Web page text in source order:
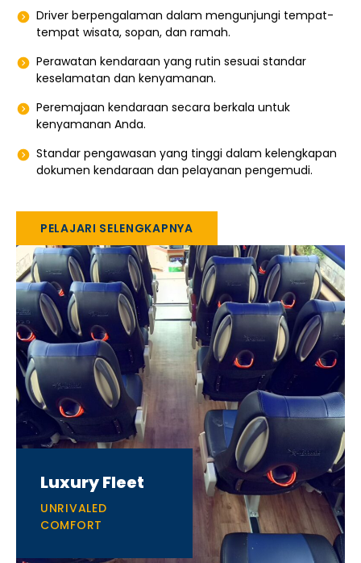
Luxury Fleet
UNRIVALED
COMFORT
Driver berpengalaman dalam mengunjungi tempat-
tempat wisata, sopan, dan ramah.
Perawatan kendaraan yang rutin sesuai standar
keselamatan dan kenyamanan.
Peremajaan kendaraan secara berkala untuk
kenyamanan Anda.
Standar pengawasan yang tinggi dalam kelengkapan
dokumen kendaraan dan pelayanan pengemudi.
PELAJARI SELENGKAPNYA